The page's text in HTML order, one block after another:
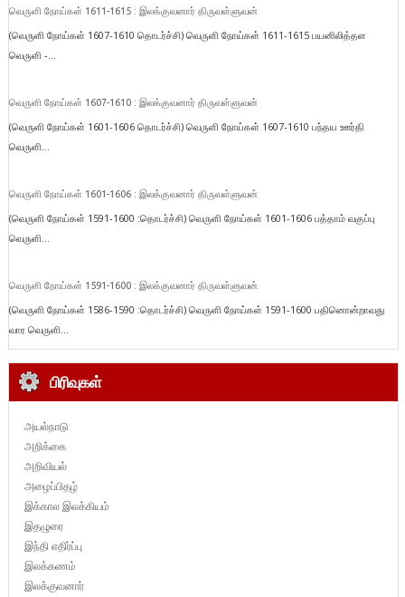
வெருளி நோய்கள் 1611-1615 : இலக்குவனார் திருவள்ளுவன்
(வெருளி நோய்கள் 1607-1610 தொடர்ச்சி) வெருளி நோய்கள் 1611-1615 பயனிலித்தள
வெருளி -...
வெருளி நோய்கள் 1607-1610 : இலக்குவனார் திருவள்ளுவன்
(வெருளி நோய்கள் 1601-1606 தொடர்ச்சி) வெருளி நோய்கள் 1607-1610 பந்தய ஊர்தி
வெருளி...
வெருளி நோய்கள் 1601-1606 : இலக்குவனார் திருவள்ளுவன்
(வெருளி நோய்கள் 1591-1600 :தொடர்ச்சி) வெருளி நோய்கள் 1601-1606 பத்தாம் வகுப்பு
வெருளி...
வெருளி நோய்கள் 1591-1600 : இலக்குவனார் திருவள்ளுவன்
(வெருளி நோய்கள் 1586-1590 :தொடர்ச்சி) வெருளி நோய்கள் 1591-1600 பதினொன்றாவது
வார வெருளி...
பிரிவுகள்
அயல்நாடு
அறிக்கை
அறிவியல்
அழைப்பிதழ்
இக்கால இலக்கியம்
இதழுரை
இந்தி எதிர்ப்பு
இலக்கணம்
இலக்குவனார்